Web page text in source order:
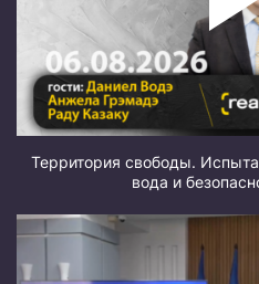
Территория свободы.
вода и